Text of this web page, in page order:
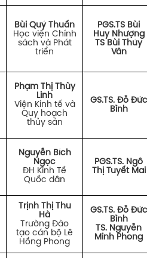
Bùi Quý Thuấn
Học viện Chính
sách và Phát
triển
PGS.TS Bùi
Huy Nhượng
TS Bùi Thúy
Vân
Phạm Thị Thùy
Linh
Viện Kinh tế và
Quy hoạch
thủy sản
GS.TS. Đỗ Đức
Bình
Nguyễn Bích
Ngọc
ĐH Kinh Tế
Quốc dân
PGS.TS. Ngô
Thị Tuyết Mai
Trịnh Thị Thu
Hà
Trường Đào
tạo cán bộ Lê
Hồng Phong
GS.TS. Đỗ Đức
Bình
TS. Nguyễn
Minh Phong